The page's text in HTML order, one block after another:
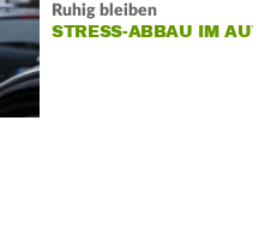
Ruhig bleiben
STRESS-ABBAU IM